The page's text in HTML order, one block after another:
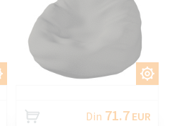
PERSONALIZAȚI
Din 71.7 EUR